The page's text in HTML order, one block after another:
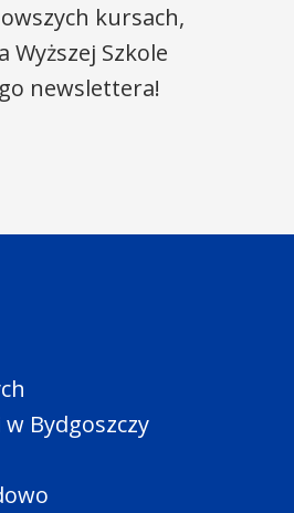
kursach,
Szkole
newslettera!
w Bydgoszczy